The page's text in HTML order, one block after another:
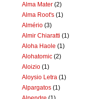
Alma Mater (2)
Alma Root's (1)
Almério (3)
Almir Chiaratti (1)
Aloha Haole (1)
Alohatomic (2)
Aloizio (1)
Aloysio Letra (1)
Alpargatos (1)